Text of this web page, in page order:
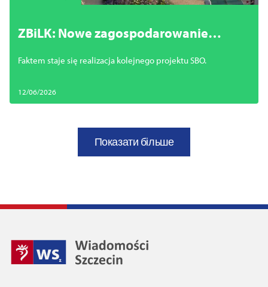
ZBiLK: Nowe zagospodarowanie
Faktem staje się realizacja kolejnego projektu SBO.
12/06/2026
Показати більше